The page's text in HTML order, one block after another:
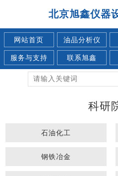
北京旭鑫仪器
网站首页 油品分析仪
服务与支持 联系旭鑫
科研
石油化工
钢铁冶金